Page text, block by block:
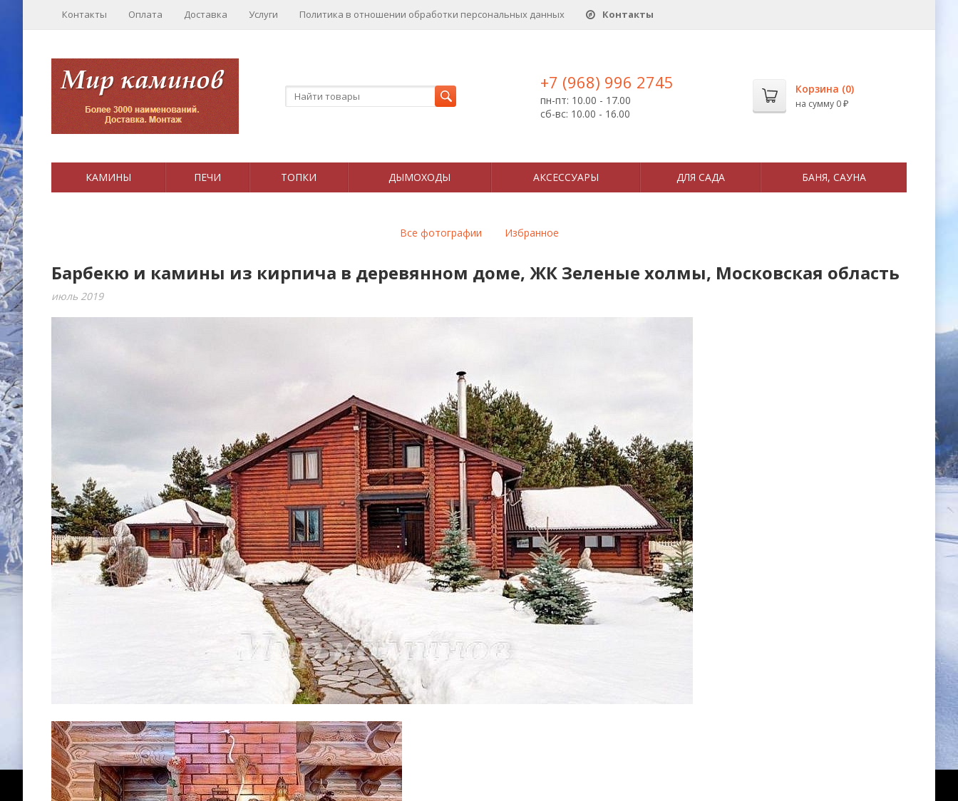
Контакты Оплата Доставка Услуги Политика в отношении обработки персональных данныx Контакты
+7 (968) 996 2745
пн-пт: 10.00 - 17.00
сб-вс: 10.00 - 16.00
Корзина (0)
на сумму 0 ₽
КАМИНЫ ПЕЧИ ТОПКИ ДЫМОХОДЫ АКСЕССУАРЫ ДЛЯ САДА БАНЯ, САУНА
Все фотографии Избранное
Барбекю и камины из кирпича в деревянном доме, ЖК Зеленые холмы, Московская область
июль 2019